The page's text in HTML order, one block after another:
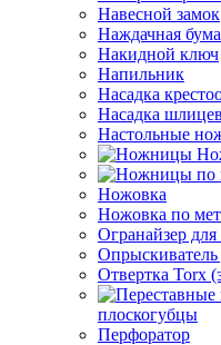
Навесной замок
Наждачная
Накидной ключ
Напильник
Насадка
Насадка
Настольные
Ножовка
Ножовка по
Огранайзер
Опрыскиватель
Отвертка Torx
плоскогубцы
Перфоратор